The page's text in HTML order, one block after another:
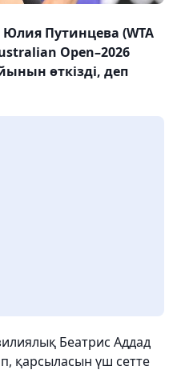
Путинцева (WTA
Open–2026
өткізді, деп
Беатрис Аддад
қарсыласын үш сетте